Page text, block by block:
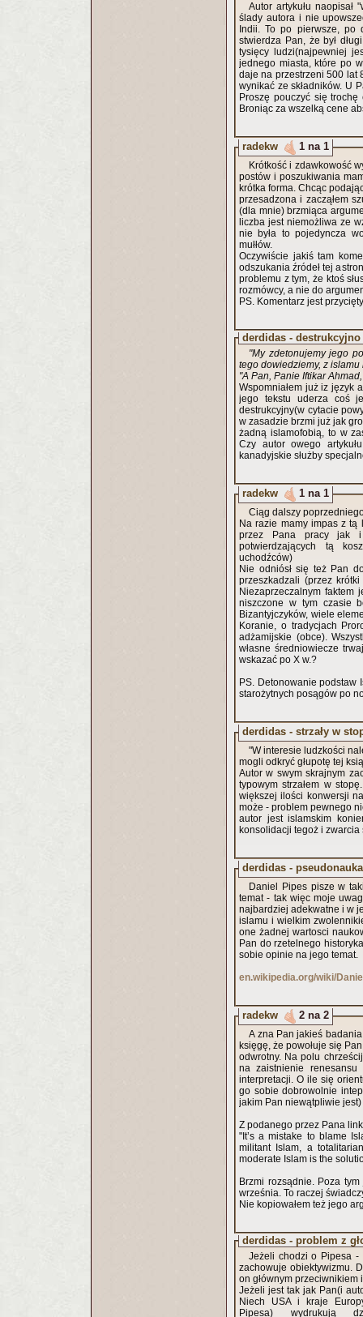
Autor artykułu
ślady autora i nie
Indii. To po pierwsze, po
stwierdza Pan, że był
tysięcy ludzi(najpewniej
jednego miasta, które po
daje na przestrzeni 500 lat
wynikać ze składników. U
Proszę pouczyć się
Broniąc za wszelką cene
radekw 1 na 1
Krótkość i zdawkowość
postów i poszukiwania
krótka forma. Chcąc
przesadzona i zacząłem
(dla mnie) brzmiąca
liczba jest niemożliwa ze
nie była to pojedyncza
mułłów.
Oczywiście jakiś tam
odszukania źródeł tej
problemu z tym, że ktoś
rozmówcy, a nie do
PS. Komentarz jest
derdidas - destrukcyjno
"My zdetonujemy jego
tego dowiedziemy, z
"A Pan, Panie Iftikar
Wspomniałem już iz język
jego tekstu uderza coś
destrukcyjny(w cytacie
w zasadzie brzmi już jak
żadną islamofobią, to w
Czy autor owego
kanadyjskie służby
radekw 1 na 1
Ciąg dalszy
Na razie mamy impas z
przez Pana pracy jak i
potwierdzających tą
uchodźców)
Nie odniósł się też Pan
przeszkadzali (przez
Niezaprzeczalnym faktem
niszczone w tym czasie
Bizantyjczyków, wiele
Koranie, o tradycjach
adżamijskie (obce).
własne średniowiecze
wskazać po X w.?
PS. Detonowanie podstaw
starożytnych posągów po
derdidas - strzały w
"W interesie ludzkości
mogli odkryć głupotę tej
Autor w swym skrajnym
typowym strzałem w
większej ilości konwersji
może - problem pewnego
autor jest islamskim
konsolidacji tegoż i
derdidas -
Daniel Pipes pisze w
temat - tak więc moje
najbardziej adekwatne i w
islamu i wielkim
one żadnej wartosci
Pan do rzetelnego
sobie opinie na jego temat.
en.wikipedia.org/wiki/
radekw 2 na 2
A zna Pan jakieś
księgę, że powołuje się
odwrotny. Na polu
na zaistnienie
interpretacji. O ile się
go sobie dobrowolnie
jakim Pan niewątpliwie jest)
Z podanego przez Pana
"It’s a mistake to blame
militant Islam, a
moderate Islam is the
Brzmi rozsądnie. Poza
września. To raczej
Nie kopiowałem też jego
derdidas - problem z
Jeżeli chodzi o Pipesa
zachowuje obiektywizmu.
on głównym
Jeżeli jest tak jak Pan(i
Niech USA i kraje
Pipesa) wydrukują